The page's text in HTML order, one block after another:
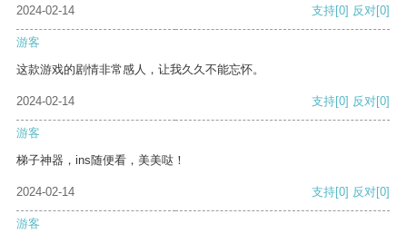
2024-02-14
支持[0] 反对[0]
游客
这款游戏的剧情非常感人，让我久久不能忘怀。
2024-02-14 支持[0] 反对[0]
游客
梯子神器，ins随便看，美美哒！
2024-02-14 支持[0] 反对[0]
游客